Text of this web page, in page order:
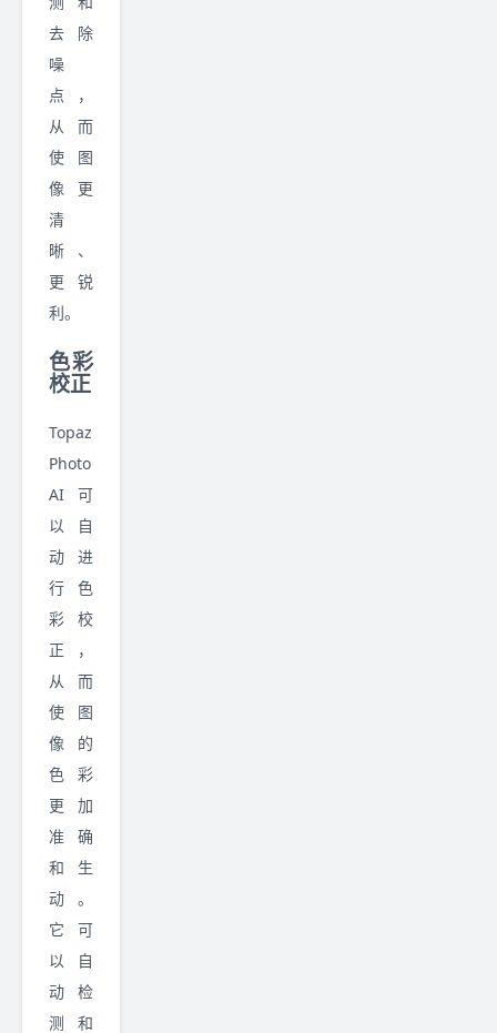
去除
噪
点，
从而
使图
像更
清
晰、
更锐
利。
色彩
校正
Topaz
Photo
AI 可
以自
动进
行色
彩校
正，
从而
使图
像的
色彩
更加
准确
和生
动。
它可
以自
动检
测和